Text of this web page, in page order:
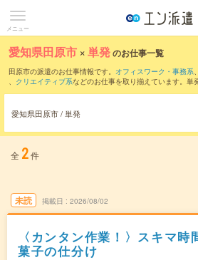
メニュー
愛知県田原市 ×単発のお仕事一覧
田原市の派遣のお仕事情報です。 オフィスワーク・事務系、
、 クリエイティブ系などのお仕事を取り揃えています。単
愛知県田原市 / 単発
全 2件
未読 掲載日 2026/08/02
〈カンタン作業！〉スキマ
菓子の仕分け